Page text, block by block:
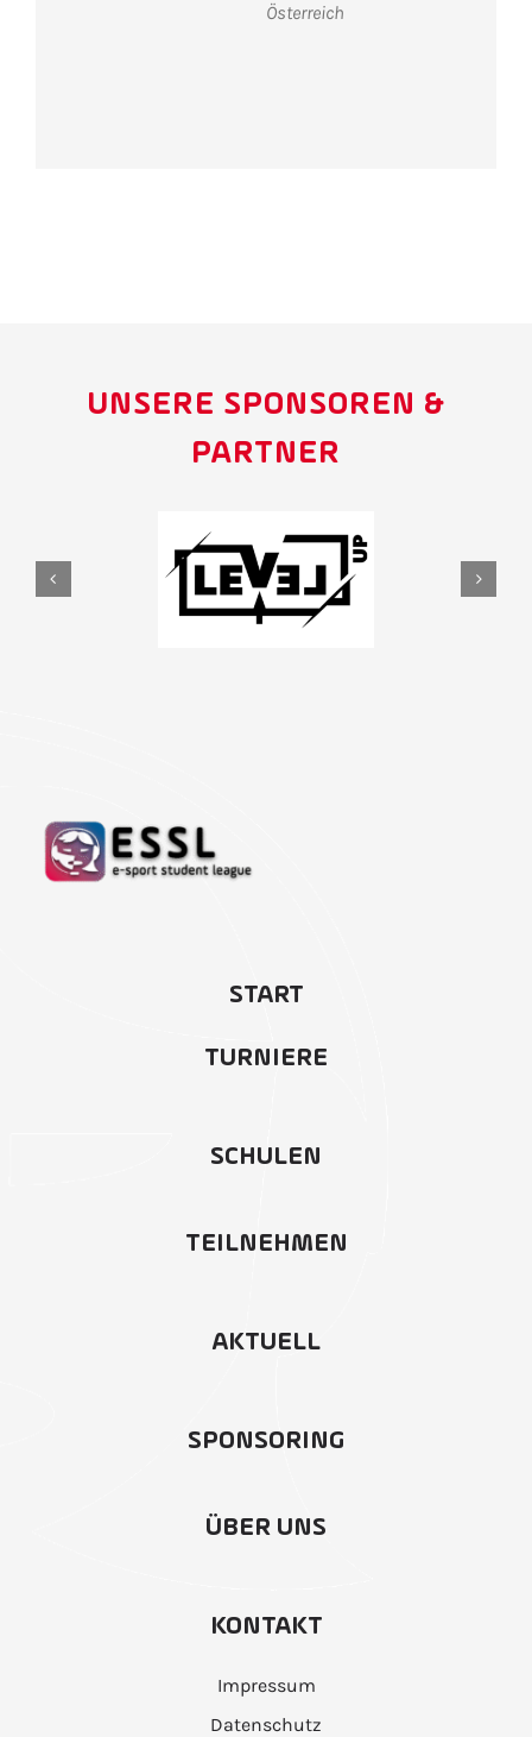
Österreich
UNSERE SPONSOREN &
PARTNER
START
TURNIERE
SCHULEN
TEILNEHMEN
AKTUELL
SPONSORING
ÜBER UNS
KONTAKT
Impressum
Datenschutz